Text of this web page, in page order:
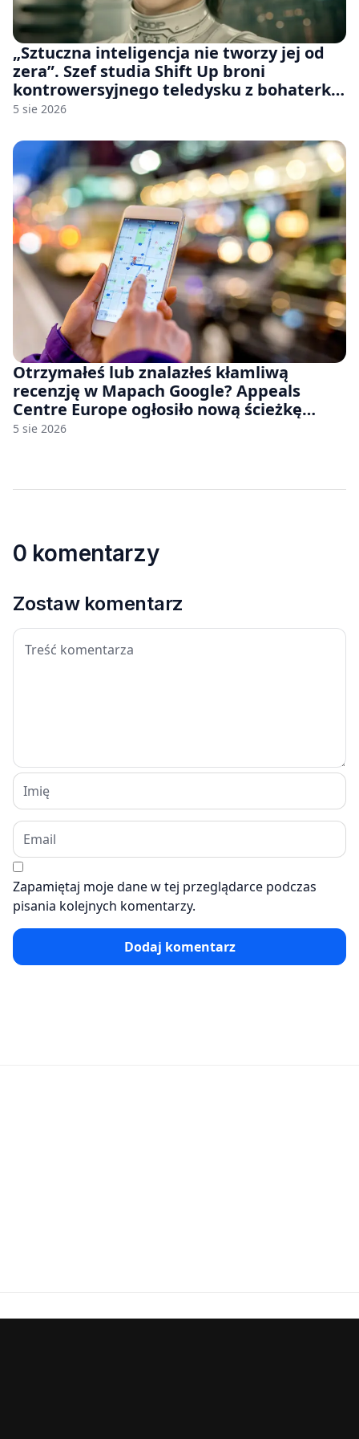
„Sztuczna inteligencja nie tworzy jej od
zera”. Szef studia Shift Up broni
kontrowersyjnego teledysku z bohaterką
Stellar Blade: Blood Rain
5 sie 2026
Otrzymałeś lub znalazłeś kłamliwą
recenzję w Mapach Google? Appeals
Centre Europe ogłosiło nową ścieżkę
odwoławczą dla firm i konsumentów
5 sie 2026
0 komentarzy
Zostaw komentarz
Zapamiętaj moje dane w tej przeglądarce podczas
pisania kolejnych komentarzy.
Dodaj komentarz